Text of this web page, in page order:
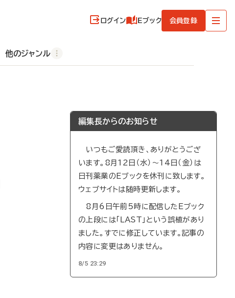
ログイン Eブック 会員登録
他のジャンル
編集長からのお知らせ
いつもご愛読頂き、ありがとうござ
います。8月12日（水）～14日（金）は
日刊薬業のEブックを休刊に致します。
ウェブサイトは随時更新します。
8月6日午前5時に配信したEブック
の上段には「LAST」という誤植があり
ました。すでに修正しています。記事の
内容に変更はありません。
8/5 23:29